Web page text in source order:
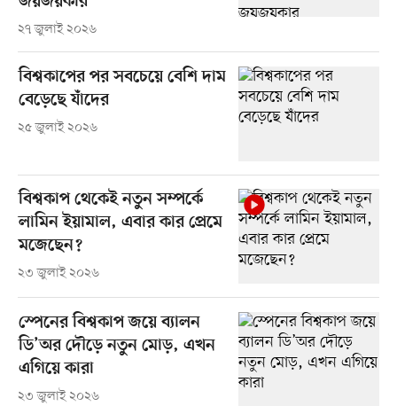
২৭ জুলাই ২০২৬
বিশ্বকাপের পর সবচেয়ে বেশি দাম
বেড়েছে যাঁদের
২৫ জুলাই ২০২৬
বিশ্বকাপ থেকেই নতুন সম্পর্কে
লামিন ইয়ামাল, এবার কার প্রেমে
মজেছেন?
২৩ জুলাই ২০২৬
স্পেনের বিশ্বকাপ জয়ে ব্যালন
ডি’অর দৌড়ে নতুন মোড়, এখন
এগিয়ে কারা
২৩ জুলাই ২০২৬